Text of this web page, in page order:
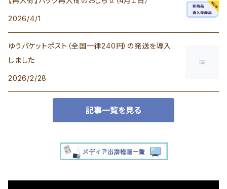
2026/4/1
ゆうパケットポスト（全国一律240円）の発送を導入
しました
2026/2/28
記事一覧を見る